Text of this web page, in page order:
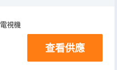
電視機
查看供應